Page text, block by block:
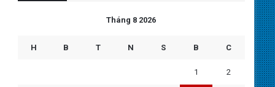
Tháng 8 2026
H B T N S B C
1 2